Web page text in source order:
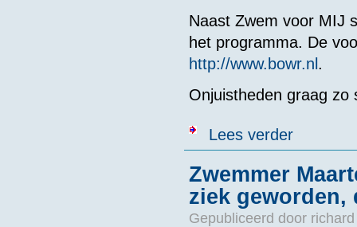
Naast Zwem voor MIJ
het programma. De
http://www.bowr.nl .
Onjuistheden graag
Lees verderover
Zwemmer
ziek geworden,
Gepubliceerd door